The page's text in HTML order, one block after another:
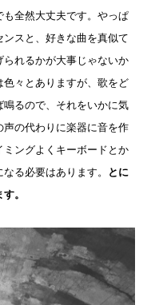
全然大丈夫です。やっぱ
スと、好きな曲を真似て
れるかが大事じゃないか
々とありますが、歌をど
るので、それをいかに気
の代わりに楽器に音を作
ングよくキーボードとか
る必要はあります。
とに
。